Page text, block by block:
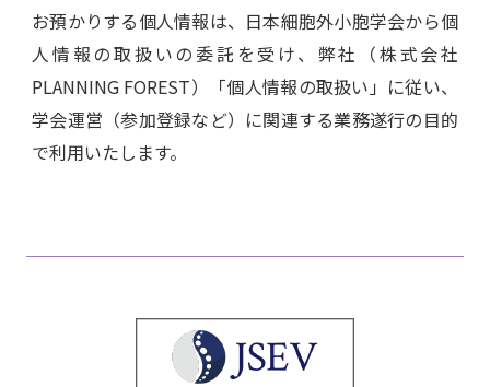
お預かりする個人情報は、日本細胞外小胞学会から個
人情報の取扱いの委託を受け、弊社（株式会社
PLANNING FOREST）「個人情報の取扱い」に従い、
学会運営（参加登録など）に関連する業務遂行の目的
で利用いたします。